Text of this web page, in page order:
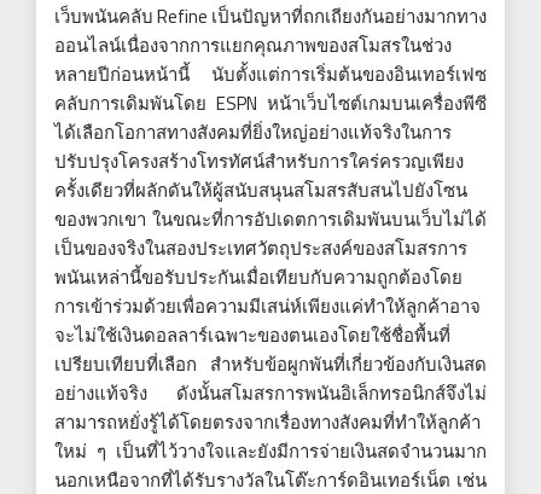
เว็บพนันคลับ Refine เป็นปัญหาที่ถกเถียงกันอย่างมากทาง
ออนไลน์เนื่องจากการแยกคุณภาพของสโมสรในช่วง
หลายปีก่อนหน้านี้ นับตั้งแต่การเริ่มต้นของอินเทอร์เฟซ
คลับการเดิมพันโดย ESPN หน้าเว็บไซต์เกมบนเครื่องพีซี
ได้เลือกโอกาสทางสังคมที่ยิ่งใหญ่อย่างแท้จริงในการ
ปรับปรุงโครงสร้างโทรทัศน์สำหรับการใคร่ครวญเพียง
ครั้งเดียวที่ผลักดันให้ผู้สนับสนุนสโมสรสับสนไปยังโซน
ของพวกเขา ในขณะที่การอัปเดตการเดิมพันบนเว็บไม่ได้
เป็นของจริงในสองประเทศวัตถุประสงค์ของสโมสรการ
พนันเหล่านี้ขอรับประกันเมื่อเทียบกับความถูกต้องโดย
การเข้าร่วมด้วยเพื่อความมีเสน่ห์เพียงแค่ทำให้ลูกค้าอาจ
จะไม่ใช้เงินดอลลาร์เฉพาะของตนเองโดยใช้ชื่อพื้นที่
เปรียบเทียบที่เลือก สำหรับข้อผูกพันที่เกี่ยวข้องกับเงินสด
อย่างแท้จริง ดังนั้นสโมสรการพนันอิเล็กทรอนิกส์จึงไม่
สามารถหยั่งรู้ได้โดยตรงจากเรื่องทางสังคมที่ทำให้ลูกค้า
ใหม่ ๆ เป็นที่ไว้วางใจและยังมีการจ่ายเงินสดจำนวนมาก
นอกเหนือจากที่ได้รับรางวัลในโต๊ะการ์ดอินเทอร์เน็ต เช่น